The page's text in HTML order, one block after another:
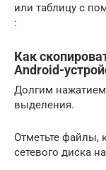
или таблицу с
:
Как
Android-
Долгим
выделения.
Отметьте файлы,
сетевого диска